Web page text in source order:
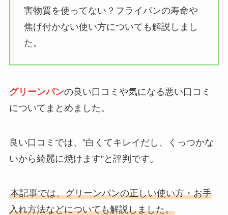
害物質を使ってない？フライパンの寿命や
焦げ付かない使い方についても解説しまし
た。
グリーンパンの良い口コミや気になる悪い口コミ
についてまとめました。
良い口コミでは、”白くてキレイだし、くっつかな
いから綺麗に焼けます”と評判です。
本記事では、グリーンパンの正しい使い方・お手
入れ方法などについても解説しました。